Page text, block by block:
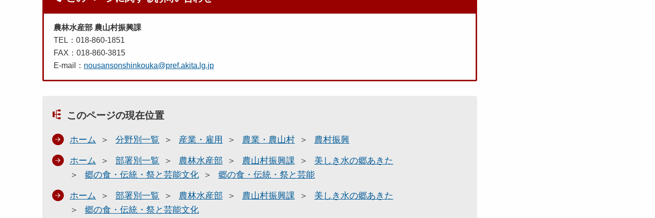
農林水産部 農山村振興課
TEL：018-860-1851
FAX：018-860-3815
E-mail： nousansonshinkouka@pref.akita.lg.jp
このページの現在位置
ホーム 分野別一覧 産業・雇用 農業・農山村 農村振興
ホーム 部署別一覧 農林水産部 農山村振興課
美しき水の郷あきた
郷の食・伝統・祭と芸能文化
郷の食・伝統・祭と芸能
ホーム 部署別一覧 農林水産部 農山村振興課
美しき水の郷あきた
郷の食・伝統・祭と芸能文化